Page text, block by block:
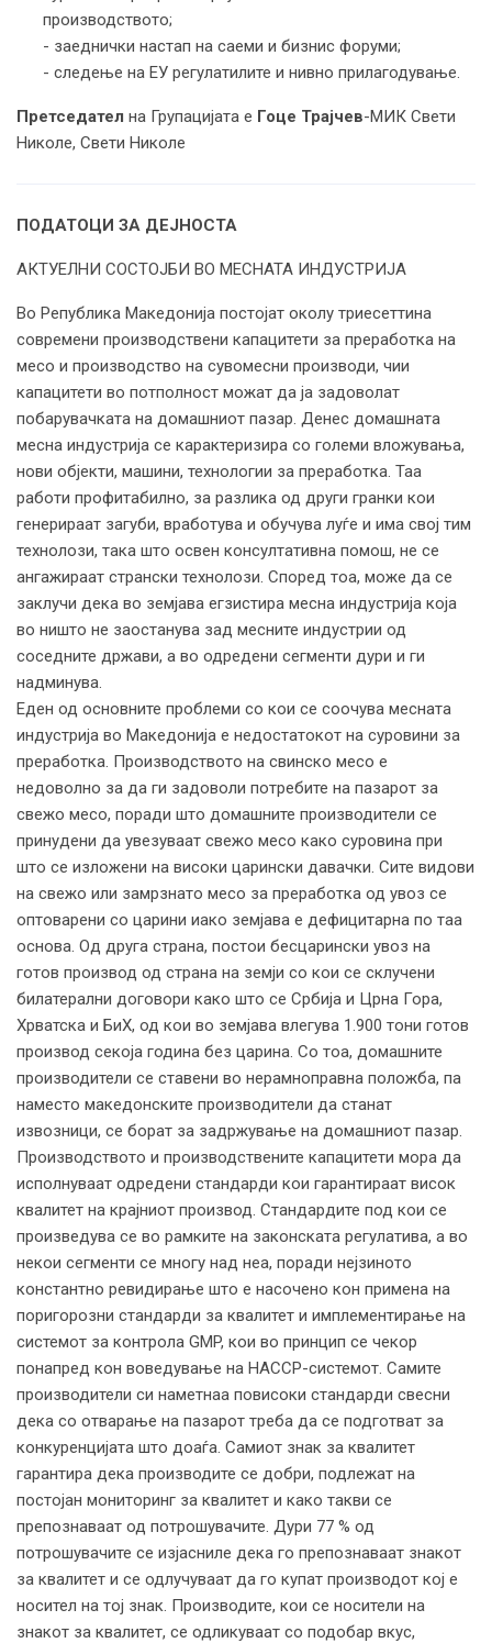
производството;
- заеднички настап на саеми и бизнис форуми;
- следење на ЕУ регулатилите и нивно прилагодување.
Претседател на Групацијата е Гоце Трајчев-МИК Свети
Николе, Свети Николе
ПОДАТОЦИ ЗА ДЕЈНОСТА
АКТУЕЛНИ СОСТОЈБИ ВО МЕСНАТА ИНДУСТРИЈА
Во Република Македонија постојат околу триесеттина
современи производствени капацитети за преработка на
месо и производство на сувомесни производи, чии
капацитети во потполност можат да ја задоволат
побарувачката на домашниот пазар. Денес домашната
месна индустрија се карактеризира со големи вложувања,
нови објекти, машини, технологии за преработка. Таа
работи профитабилно, за разлика од други гранки кои
генерираат загуби, вработува и обучува луѓе и има свој тим
технолози, така што освен консултативна помош, не се
ангажираат странски технолози. Според тоа, може да се
заклучи дека во земјава егзистира месна индустрија која
во ништо не заостанува зад месните индустрии од
соседните држави, а во одредени сегменти дури и ги
надминува.
Еден од основните проблеми со кои се соочува месната
индустрија во Македонија е недостатокот на суровини за
преработка. Производството на свинско месо е
недоволно за да ги задоволи потребите на пазарот за
свежо месо, поради што домашните производители се
принудени да увезуваат свежо месо како суровина при
што се изложени на високи царински давачки. Сите видови
на свежо или замрзнато месо за преработка од увоз се
оптоварени со царини иако земјава е дефицитарна по таа
основа. Од друга страна, постои бесцарински увоз на
готов производ од страна на земји со кои се склучени
билатерални договори како што се Србија и Црна Гора,
Хрватска и БиХ, од кои во земјава влегува 1.900 тони готов
производ секоја година без царина. Со тоа, домашните
производители се ставени во нерамноправна положба, па
наместо македонските производители да станат
извозници, се борат за задржување на домашниот пазар.
Производството и производствените капацитети мора да
исполнуваат одредени стандарди кои гарантираат висок
квалитет на крајниот производ. Стандардите под кои се
произведува се во рамките на законската регулатива, а во
некои сегменти се многу над неа, поради нејзиното
константно ревидирање што е насочено кон примена на
поригорозни стандарди за квалитет и имплементирање на
системот за контрола GMP, кои во принцип се чекор
понапред кон воведување на HACCP-системот. Самите
производители си наметнаа повисоки стандарди свесни
дека со отварање на пазарот треба да се подготват за
конкуренцијата што доаѓа. Самиот знак за квалитет
гарантира дека производите се добри, подлежат на
постојан мониторинг за квалитет и како такви се
препознаваат од потрошувачите. Дури 77 % од
потрошувачите се изјасниле дека го препознаваат знакот
за квалитет и се одлучуваат да го купат производот кој е
носител на тој знак. Производите, кои се носители на
знакот за квалитет, се одликуваат со подобар вкус,